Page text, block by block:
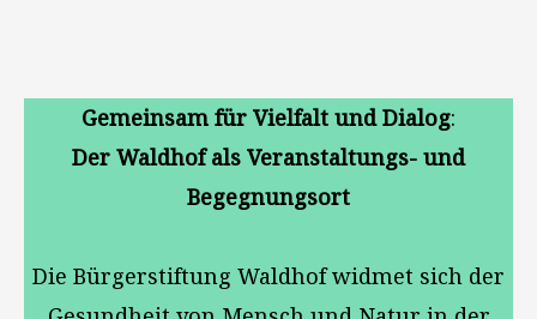
Gemeinsam für Vielfalt und Dialog:
Der Waldhof als Veranstaltungs- und
Begegnungsort
Die Bürgerstiftung Waldhof widmet sich der